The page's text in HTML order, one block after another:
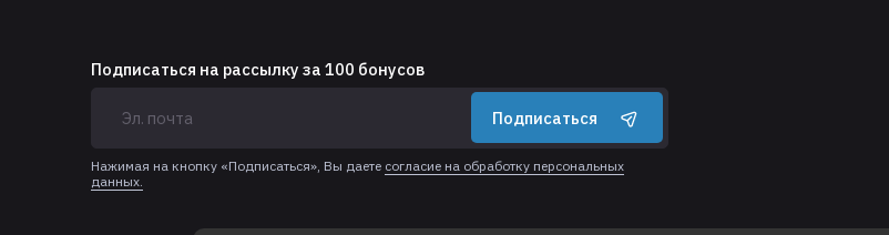
Подписаться на рассылку за 100 бонусов
Подписаться
Нажимая на кнопку «Подписаться», Вы даете согласие на обработку персональных
данных.